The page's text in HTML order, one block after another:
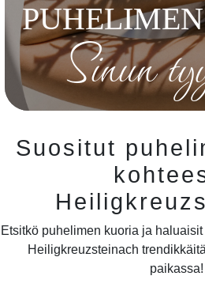
Sinun
Suositut
Etsitkö puhelimen kuoria ja
Heiligkreuzsteinach
paikassa!